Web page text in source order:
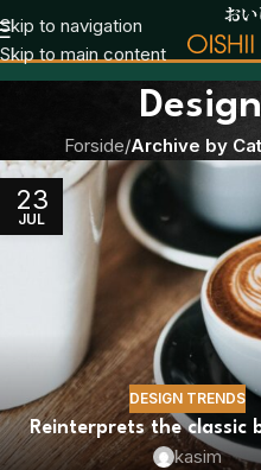
Skip to navigation
Skip to main content
Forside/Archive by
23
JUL
DESIGN TRENDS
Reinterprets the classic
kasim